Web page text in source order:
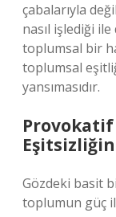
çabalarıyla
nasıl işlediği
toplumsal bir
toplumsal
yansımasıdır.
Provokatif
Gözdeki basit
toplumun güç